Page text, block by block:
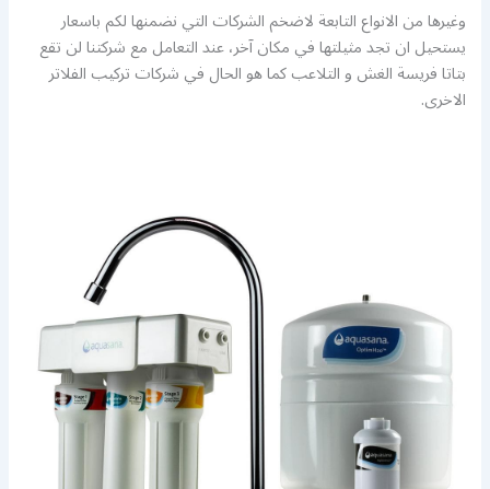
وغيرها من الانواع التابعة لاضخم الشركات التي نضمنها لكم باسعار
يستحيل ان تجد مثيلتها في مكان آخر، عند التعامل مع شركتنا لن تقع
بتاتا فريسة الغش و التلاعب كما هو الحال في شركات تركيب الفلاتر
الاخرى.